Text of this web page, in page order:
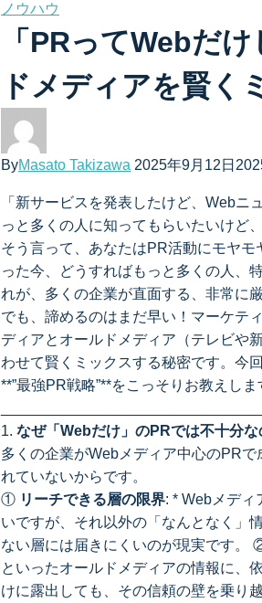
ノウハウ
「PRってWebだ
ドメディアを賢く
ByMasato Takizawa 2025年9月12日
「新サービスを発表したけど、Web
っと多くの人に知ってもらいたいけど
そう言って、あなたはPR活動にモヤ
った今、どうすればもっと多くの人、
れが、多くの企業が直面する、非常に
でも、諦めるのはまだ早い！マーケテ
ディアとオールドメディア（テレビや
わせて賢くミックスする秘密です。今
**”最強PR戦略”**をこっそりお教えしま
1. なぜ「Webだけ」のPRでは不十分な
多くの企業がWebメディア中心のPR
れていないからです。
① リーチできる層の限界: * Webメディ
いですが、それ以外の「なんとなく」
ない層には届きにくいのが現実です。
といったオールドメディアの情報に、
けに露出しても、その信頼の壁を乗